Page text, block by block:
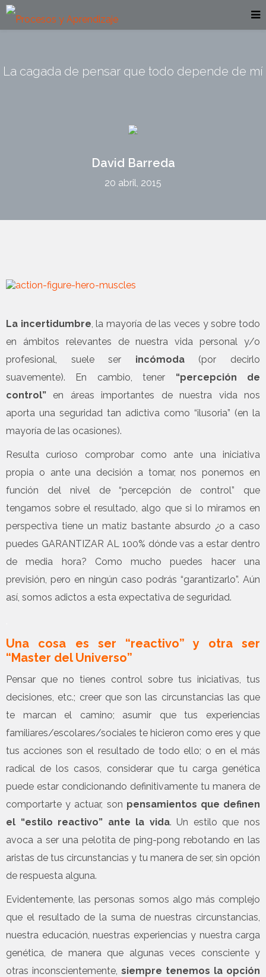
La cagada de pensar que todo depende de mí
David Barreda
20 abril, 2015
La incertidumbre, la mayoría de las veces y sobre todo
en ámbitos relevantes de nuestra vida personal y/o
profesional, suele ser incómoda (por decirlo
suavemente). En cambio, tener “percepción de
control” en áreas importantes de nuestra vida nos
aporta una seguridad tan adictiva como “ilusoria” (en la
mayoría de las ocasiones).
Resulta curioso comprobar como ante una iniciativa
propia o ante una decisión a tomar, nos ponemos en
función del nivel de “percepción de control” que
tengamos sobre el resultado, algo que si lo miramos en
perspectiva tiene un matiz bastante absurdo ¿o a caso
puedes GARANTIZAR AL 100% dónde vas a estar dentro
de media hora? Como mucho puedes hacer una
previsión, pero en ningún caso podrás “garantizarlo”. Aún
así, somos adictos a esta expectativa de seguridad.
Una cosa es ser “reactivo” y otra ser
“Master del Universo”
Pensar que no tienes control sobre tus iniciativas, tus
decisiones, etc.; creer que son las circunstancias las que
te marcan el camino; asumir que tus experiencias
familiares/escolares/sociales te hicieron como eres y que
tus acciones son el resultado de todo ello; o en el más
radical de los casos, considerar que tu carga genética
puede estar condicionando definitivamente tu manera de
comportarte y actuar, son pensamientos que definen
el “estilo reactivo” ante la vida. Un estilo que nos
avoca a ser una pelotita de ping-pong rebotando en las
aristas de tus circunstancias y tu manera de ser, sin opción
de respuesta alguna.
Evidentemente, las personas somos algo más complejo
que el resultado de la suma de nuestras circunstancias,
nuestra educación, nuestras experiencias y nuestra carga
genética, de manera que algunas veces consciente y
otras inconscientemente, siempre tenemos la opción